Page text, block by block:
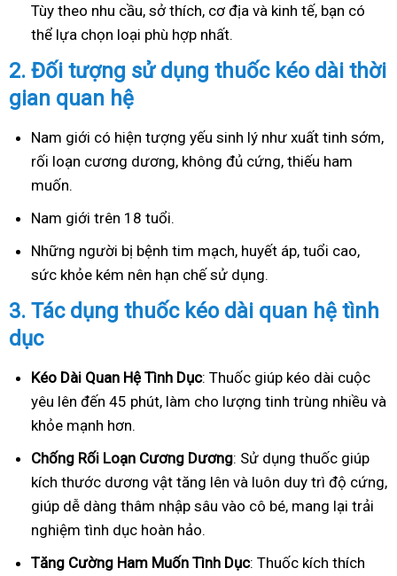
Tùy theo nhu cầu, sở thích, cơ địa và kinh tế, bạn có
thể lựa chọn loại phù hợp nhất.
2. Đối tượng sử dụng thuốc kéo dài thời
gian quan hệ
Nam giới có hiện tượng yếu sinh lý như xuất tinh sớm,
rối loạn cương dương, không đủ cứng, thiếu ham
muốn.
Nam giới trên 18 tuổi.
Những người bị bệnh tim mạch, huyết áp, tuổi cao,
sức khỏe kém nên hạn chế sử dụng.
3. Tác dụng thuốc kéo dài quan hệ tình
dục
Kéo Dài Quan Hệ Tình Dục: Thuốc giúp kéo dài cuộc
yêu lên đến 45 phút, làm cho lượng tinh trùng nhiều và
khỏe mạnh hơn.
Chống Rối Loạn Cương Dương: Sử dụng thuốc giúp
kích thước dương vật tăng lên và luôn duy trì độ cứng,
giúp dễ dàng thâm nhập sâu vào cô bé, mang lại trải
nghiệm tình dục hoàn hảo.
Tăng Cường Ham Muốn Tình Dục: Thuốc kích thích